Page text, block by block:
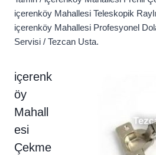
içerenköy Mahallesi Teleskopik
içerenköy Mahallesi Profesyonel
Servisi / Tezcan Usta.
içerenk
öy
Mahall
esi
Çekme